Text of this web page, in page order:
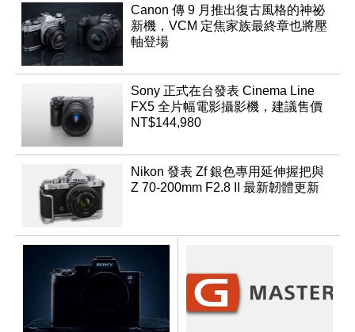
Canon 傳 9 月推出復古風格的神祕
新機，VCM 定焦家族最終章也將壓
軸登場
Sony 正式在台發表 Cinema Line
FX5 全片幅電影攝影機，建議售價
NT$144,980
Nikon 發表 Zf 銀色專用延伸握把與
Z 70-200mm F2.8 II 最新韌體更新